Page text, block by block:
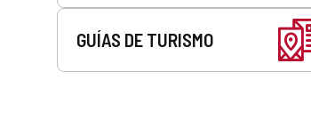
GUÍAS DE TURISMO